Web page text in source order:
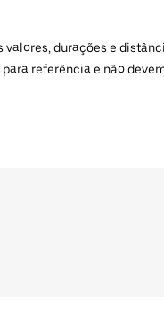
durações e
referência e não